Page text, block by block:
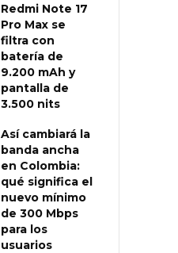
Redmi Note 17
Pro Max se
filtra con
batería de
9.200 mAh y
pantalla de
3.500 nits
Así cambiará la
banda ancha
en Colombia:
qué significa el
nuevo mínimo
de 300 Mbps
para los
usuarios